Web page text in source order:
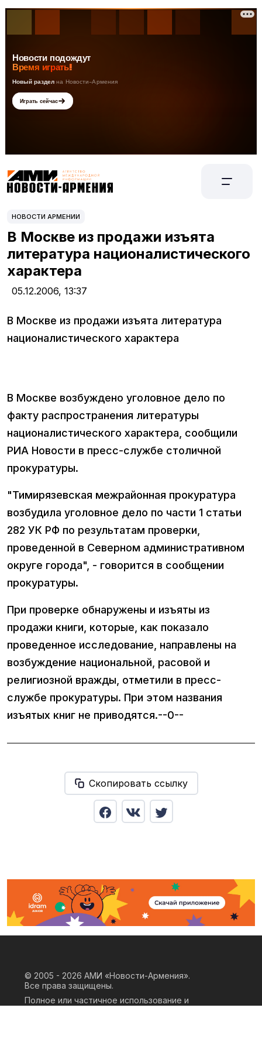
НОВОСТИ АРМЕНИИ
В Москве из продажи изъята
литература националистического
характера
05.12.2006, 13:37
В Москве из продажи изъята литература
националистического характера
В Москве возбуждено уголовное дело по
факту распространения литературы
националистического характера, сообщили
РИА Новости в пресс-службе столичной
прокуратуры.
"Тимирязевская межрайонная прокуратура
возбудила уголовное дело по части 1 статьи
282 УК РФ по результатам проверки,
проведенной в Северном административном
округе города", - говорится в сообщении
прокуратуры.
При проверке обнаружены и изъяты из
продажи книги, которые, как показало
проведенное исследование, направлены на
возбуждение национальной, расовой и
религиозной вражды, отметили в пресс-
службе прокуратуры. При этом названия
изъятых книг не приводятся.--0--
Скопировать ссылку
© 2005 - 2026 АМИ «Новости-Армения».
Все права защищены.
Полное или частичное использование и